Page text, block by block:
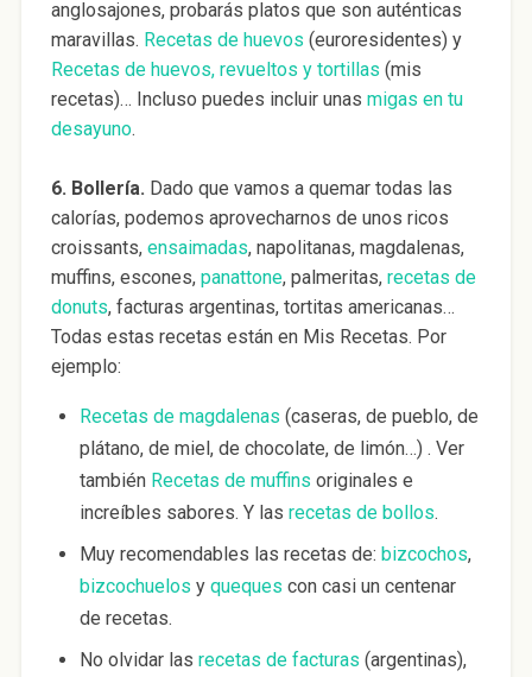
anglosajones, probarás platos que son auténticas
maravillas. Recetas de huevos (euroresidentes) y
Recetas de huevos, revueltos y tortillas (mis
recetas)… Incluso puedes incluir unas migas en tu
desayuno.
6. Bollería. Dado que vamos a quemar todas las
calorías, podemos aprovecharnos de unos ricos
croissants, ensaimadas, napolitanas, magdalenas,
muffins, escones, panattone, palmeritas, recetas de
donuts, facturas argentinas, tortitas americanas…
Todas estas recetas están en Mis Recetas. Por
ejemplo:
Recetas de magdalenas (caseras, de pueblo, de
plátano, de miel, de chocolate, de limón…) . Ver
también Recetas de muffins originales e
increíbles sabores. Y las recetas de bollos.
Muy recomendables las recetas de: bizcochos,
bizcochuelos y queques con casi un centenar
de recetas.
No olvidar las recetas de facturas (argentinas),